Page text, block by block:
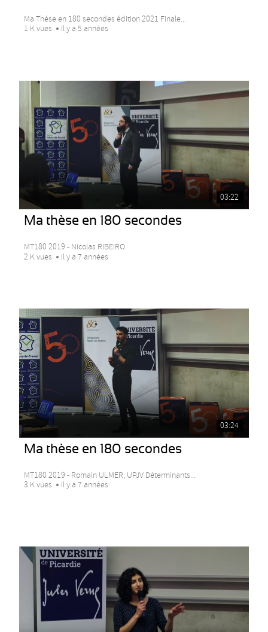
Ma Thèse en 180 secondes édition 2021 Finale...
1 K vues
Il y a 5 années
03:22
Ma thèse en 180 secondes
MT180 2019 - Nicolas RIBEIRO
2 K vues
Il y a 7 années
03:24
Ma thèse en 180 secondes
MT180 2019 - Romain ULMER, UPJV Déterminants...
3 K vues
Il y a 7 années